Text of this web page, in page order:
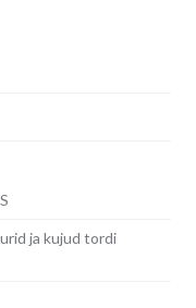
ja kujud tordi